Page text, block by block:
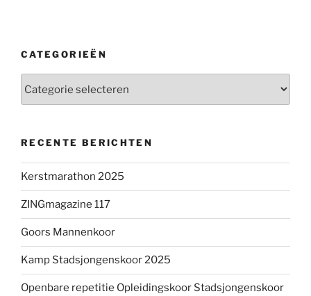
CATEGORIEËN
RECENTE BERICHTEN
Kerstmarathon 2025
ZINGmagazine 117
Goors Mannenkoor
Kamp Stadsjongenskoor 2025
Openbare repetitie Opleidingskoor Stadsjongenskoor